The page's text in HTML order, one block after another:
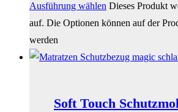
Ausführung wählen Dieses Produkt
auf. Die Optionen können auf der
werden
Soft Touch